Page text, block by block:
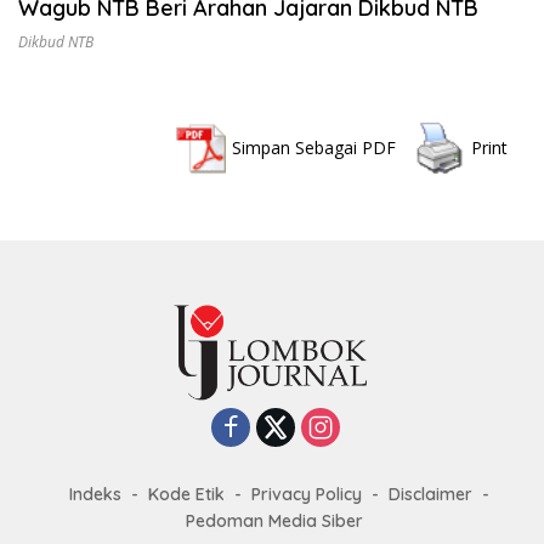
Wagub NTB Beri Arahan Jajaran Dikbud NTB
Dikbud NTB
Simpan Sebagai PDF Print
Indeks Kode Etik Privacy Policy
Disclaimer
Pedoman Media Siber